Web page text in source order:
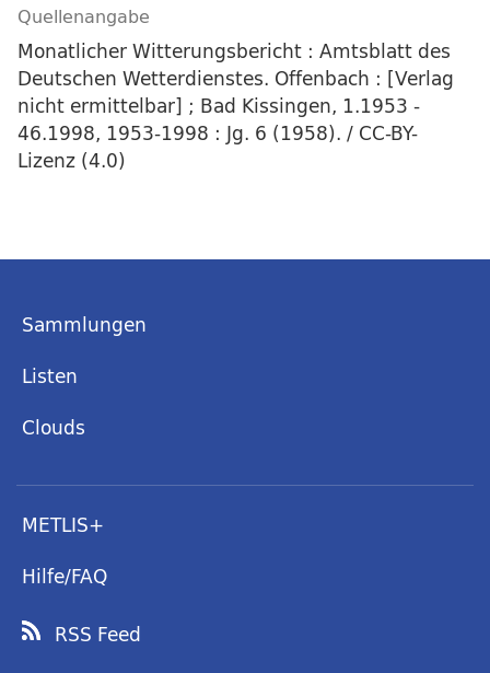
Quellenangabe
Monatlicher Witterungsbericht : Amtsblatt des
Deutschen Wetterdienstes. Offenbach : [Verlag
nicht ermittelbar] ; Bad Kissingen, 1.1953 -
46.1998, 1953-1998 : Jg. 6 (1958). / CC-BY-
Lizenz (4.0)
Sammlungen
Listen
Clouds
METLIS+
Hilfe/FAQ
RSS Feed